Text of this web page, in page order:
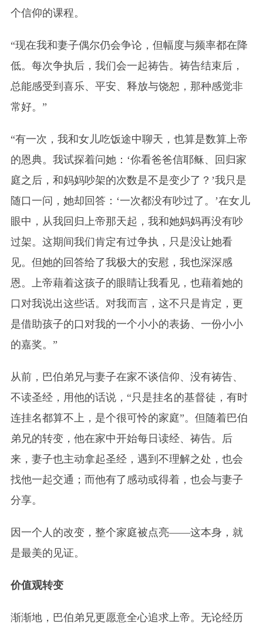
个信仰的课程。
“现在我和妻子偶尔仍会争论，但幅度与频率都在降
低。每次争执后，我们会一起祷告。祷告结束后，
总能感受到喜乐、平安、释放与饶恕，那种感觉非
常好。”
“有一次，我和女儿吃饭途中聊天，也算是数算上帝
的恩典。我试探着问她：‘你看爸爸信耶稣、回归家
庭之后，和妈妈吵架的次数是不是变少了？’我只是
随口一问，她却回答：‘一次都没有吵过了。’在女儿
眼中，从我回归上帝那天起，我和她妈妈再没有吵
过架。这期间我们肯定有过争执，只是没让她看
见。但她的回答给了我极大的安慰，我也深深感
恩。上帝藉着这孩子的眼睛让我看见，也藉着她的
口对我说出这些话。对我而言，这不只是肯定，更
是借助孩子的口对我的一个小小的表扬、一份小小
的嘉奖。”
从前，巴伯弟兄与妻子在家不谈信仰、没有祷告、
不读圣经，用他的话说，“只是挂名的基督徒，有时
连挂名都算不上，是个很可怜的家庭”。但随着巴伯
弟兄的转变，他在家中开始每日读经、祷告。后
来，妻子也主动拿起圣经，遇到不理解之处，也会
找他一起交通；而他有了感动或得着，也会与妻子
分享。
因一个人的改变，整个家庭被点亮——这本身，就
是最美的见证。
价值观转变
渐渐地，巴伯弟兄更愿意全心追求上帝。无论经历